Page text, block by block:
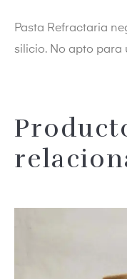
Pasta Refractaria
silicio. No apto para